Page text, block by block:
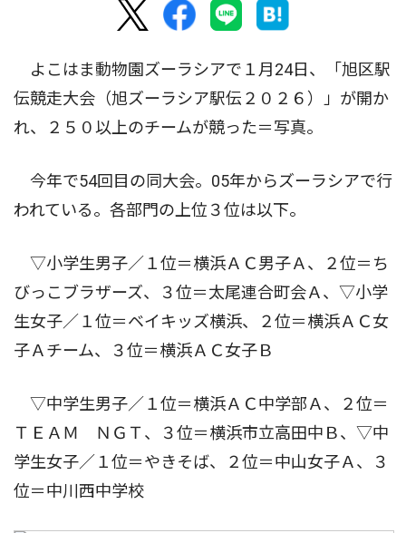
よこはま動物園ズーラシアで１月24日、「旭区駅
伝競走大会（旭ズーラシア駅伝２０２６）」が開か
れ、２５０以上のチームが競った＝写真。
今年で54回目の同大会。05年からズーラシアで行
われている。各部門の上位３位は以下。
▽小学生男子／１位＝横浜ＡＣ男子Ａ、２位＝ち
びっこブラザーズ、３位＝太尾連合町会Ａ、▽小学
生女子／１位＝ベイキッズ横浜、２位＝横浜ＡＣ女
子Ａチーム、３位＝横浜ＡＣ女子Ｂ
▽中学生男子／１位＝横浜ＡＣ中学部Ａ、２位＝
ＴＥＡＭ ＮＧＴ、３位＝横浜市立高田中Ｂ、▽中
学生女子／１位＝やきそば、２位＝中山女子Ａ、３
位＝中川西中学校